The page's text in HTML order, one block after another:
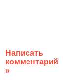
Написать
комментарий
»